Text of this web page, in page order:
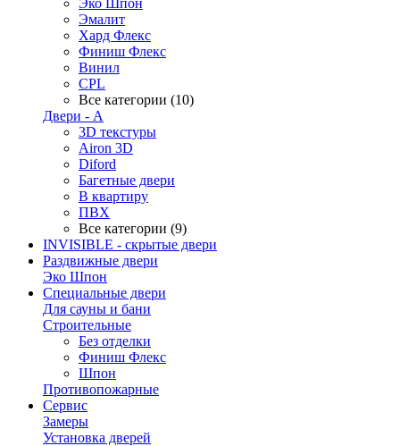
Эко Шпон
Эмалит
Хард Флекс
Финиш Флекс
Винил
CPL
Все категории (10)
Двери - А
3D текстуры
Airon 3D
Diford
Багетные двери
В квартиру
ПВХ
Все категории (9)
INVISIBLE - скрытые двери
Раздвижные двери
Эко Шпон
Специальные двери
Для сауны и бани
Строительные
Без отделки
Финиш Флекс
Шпон
Противопожарные
Сервис
Замеры
Установка дверей